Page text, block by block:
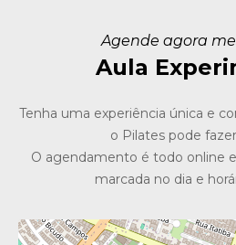
Agende agora
Aula
Tenha uma experiência única e
o Pilates pode
O agendamento é todo online
marcada no dia e